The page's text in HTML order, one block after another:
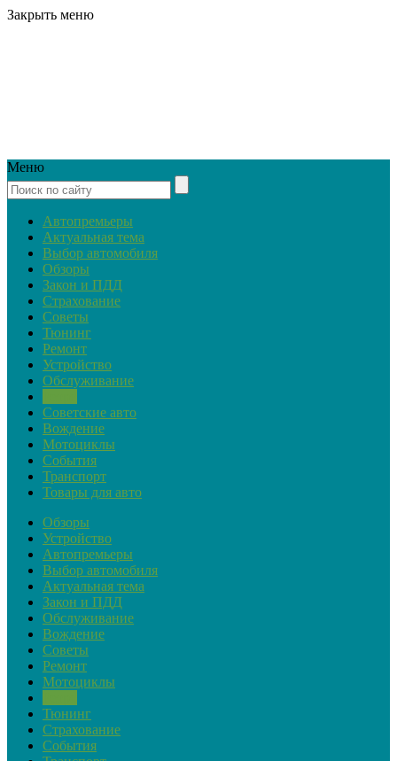
Закрыть меню
Меню
Автопремьеры
Актуальная тема
Выбор автомобиля
Обзоры
Закон и ПДД
Страхование
Советы
Тюнинг
Ремонт
Устройство
Обслуживание
Советские авто
Вождение
Мотоциклы
События
Транспорт
Товары для авто
Обзоры
Устройство
Автопремьеры
Выбор автомобиля
Актуальная тема
Закон и ПДД
Обслуживание
Вождение
Советы
Ремонт
Мотоциклы
Тюнинг
Страхование
События